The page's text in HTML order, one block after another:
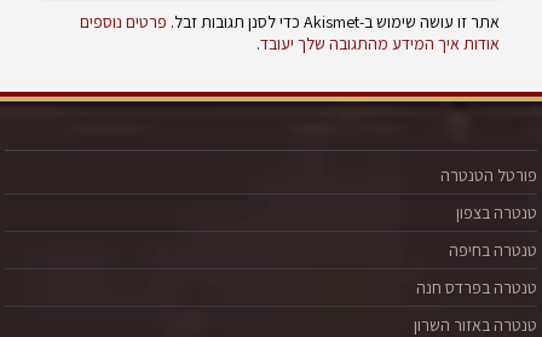
אתר זו עושה שימוש ב-Akismet כדי לסנן תגובות זבל.
פרטים נוספים
אודות איך המידע מהתגובה שלך יעובד.
פורטל הטנטרה
טנטרה בצפון
טנטרה בחיפה
טנטרה בפרדס חנה
טנטרה באזור השרון